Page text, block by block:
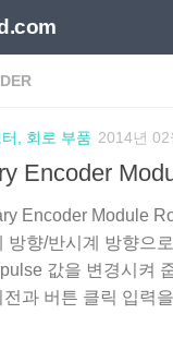
, 회로 부품 2014년 02
Encoder
Encoder Module
방향/반시계 방향으
값을 변경시켜
전과 버튼 클릭 입력